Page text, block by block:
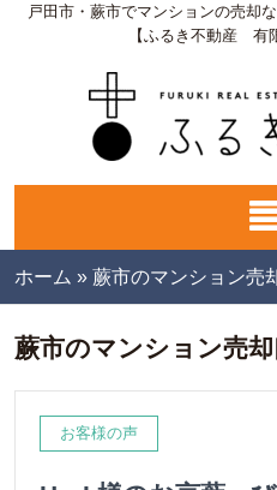
戸田市・蕨市でマンションの売却
【ふるき不動産 有
ホーム » 蕨市のマンション売
蕨市のマンション売却
お客様の声